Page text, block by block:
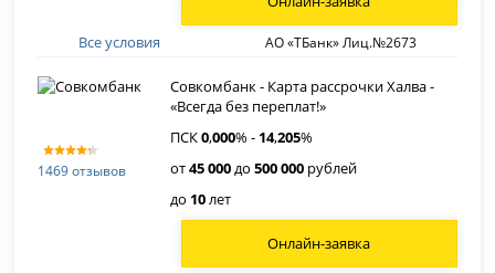
Все условия АО «ТБанк» Лиц.№2673
1469 отзывов
Совкомбанк - Карта рассрочки Халва -
«Всегда без переплат!»
ПСК0,000% - 14,205%
от45 000до500 000 рублей
до 10лет
Онлайн-заявка